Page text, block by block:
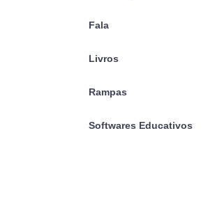
Fala
Livros
Rampas
Softwares Educativos